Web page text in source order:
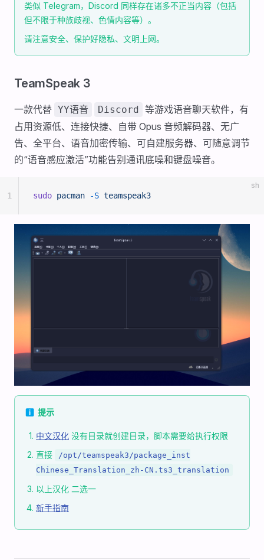
类似 Telegram，Discord 同样存在诸多不正当内容（包括
但不限于种族歧视、色情内容等）。
请注意安全、保护好隐私、文明上网。
TeamSpeak 3
一款代替 YY语音 Discord
等游戏语音聊天软件，有
占用资源低、连接快捷、自带 Opus 音频解码器、无广
告、全平台、语音加密传输、可自建服务器、可随意调节
的“语音感应激活”功能告别通讯底噪和键盘噪音。
sh
sudo pacman -S teamspeak3
1
ℹ️ 提示
中文汉化 没有目录就创建目录，脚本需要给执行权限
直接
/opt/teamspeak3/package_inst
Chinese_Translation_zh-CN.ts3_translation
以上汉化 二选一
新手指南